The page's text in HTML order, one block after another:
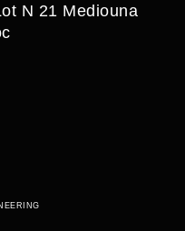
N 21 Mediouna